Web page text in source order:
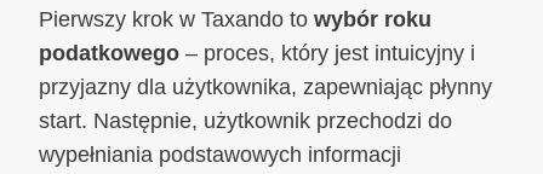
Pierwszy krok w Taxando to wybór roku
podatkowego – proces, który jest intuicyjny i
przyjazny dla użytkownika, zapewniając płynny
start. Następnie, użytkownik przechodzi do
wypełniania podstawowych informacji